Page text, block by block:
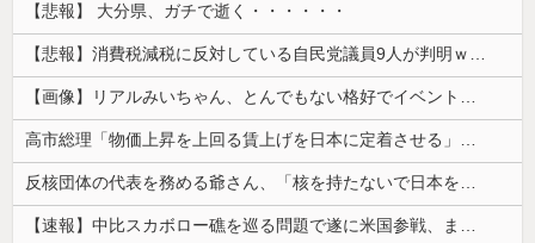
【悲報】 大分県、ガチで逝く・・・・・・
【悲報】消費税減税に反対している自民党議員9人が判明ｗｗｗｗｗｗ
【画像】リアルみいちゃん、とんでもない格好でイベント出演するwwwwwwwwww
高市総理「物価上昇を上回る賃上げを日本に定着させる」⇒ 国家公務員月給3.51％増へ
反核団体の代表を務める爺さん、「核を持たないで日本を守れますか」と中学生に詰問された結果……
【速報】中比スカボロー礁を巡る問題で遂に米国参戦、まさかのこっち擁護であっち批判！！